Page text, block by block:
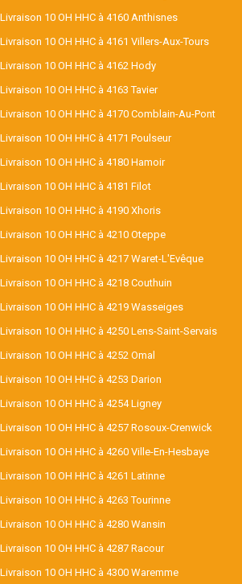
Livraison 10 OH HHC à 4160 Anthisnes
Livraison 10 OH HHC à 4161 Villers-Aux-Tours
Livraison 10 OH HHC à 4162 Hody
Livraison 10 OH HHC à 4163 Tavier
Livraison 10 OH HHC à 4170 Comblain-Au-Pont
Livraison 10 OH HHC à 4171 Poulseur
Livraison 10 OH HHC à 4180 Hamoir
Livraison 10 OH HHC à 4181 Filot
Livraison 10 OH HHC à 4190 Xhoris
Livraison 10 OH HHC à 4210 Oteppe
Livraison 10 OH HHC à 4217 Waret-L'Evêque
Livraison 10 OH HHC à 4218 Couthuin
Livraison 10 OH HHC à 4219 Wasseiges
Livraison 10 OH HHC à 4250 Lens-Saint-Servais
Livraison 10 OH HHC à 4252 Omal
Livraison 10 OH HHC à 4253 Darion
Livraison 10 OH HHC à 4254 Ligney
Livraison 10 OH HHC à 4257 Rosoux-Crenwick
Livraison 10 OH HHC à 4260 Ville-En-Hesbaye
Livraison 10 OH HHC à 4261 Latinne
Livraison 10 OH HHC à 4263 Tourinne
Livraison 10 OH HHC à 4280 Wansin
Livraison 10 OH HHC à 4287 Racour
Livraison 10 OH HHC à 4300 Waremme